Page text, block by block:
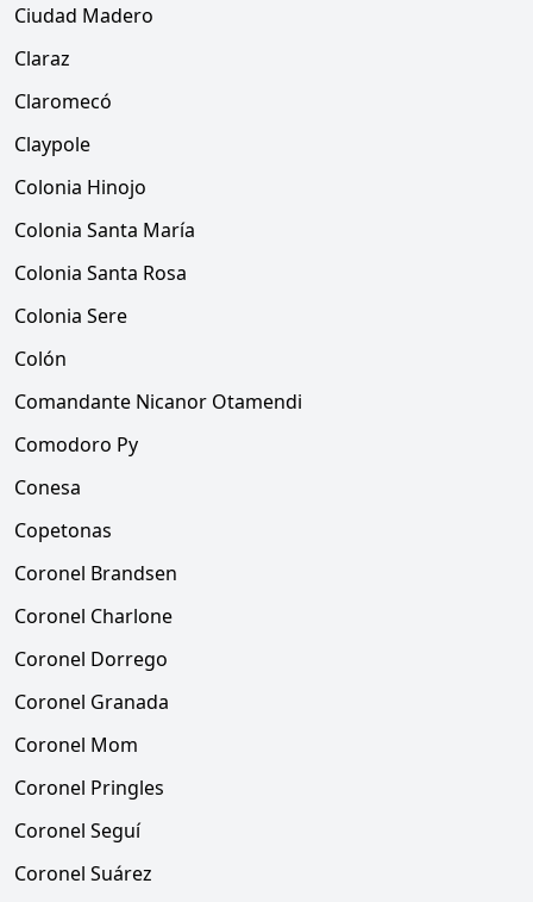
Ciudad Madero
Claraz
Claromecó
Claypole
Colonia Hinojo
Colonia Santa María
Colonia Santa Rosa
Colonia Sere
Colón
Comandante Nicanor Otamendi
Comodoro Py
Conesa
Copetonas
Coronel Brandsen
Coronel Charlone
Coronel Dorrego
Coronel Granada
Coronel Mom
Coronel Pringles
Coronel Seguí
Coronel Suárez